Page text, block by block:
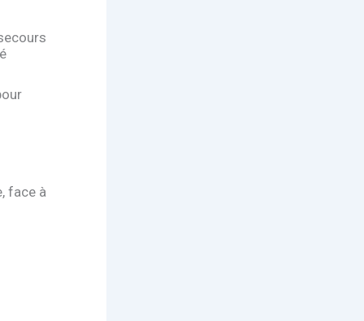
face à